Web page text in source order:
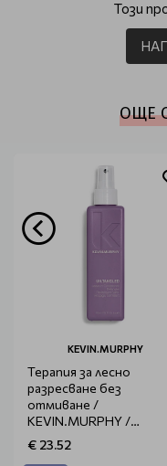
Този
ОЩЕ
KEVIN.MURPHY
Терапия за лесно
разресване без
отмиване /
KEVIN.MURPHY /
Un.Tangled 150мл.
€ 23.52